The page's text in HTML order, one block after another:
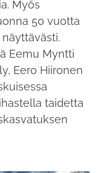
Myös
50 vuotta
Eemu Myntti
Eero Hiironen
taidetta